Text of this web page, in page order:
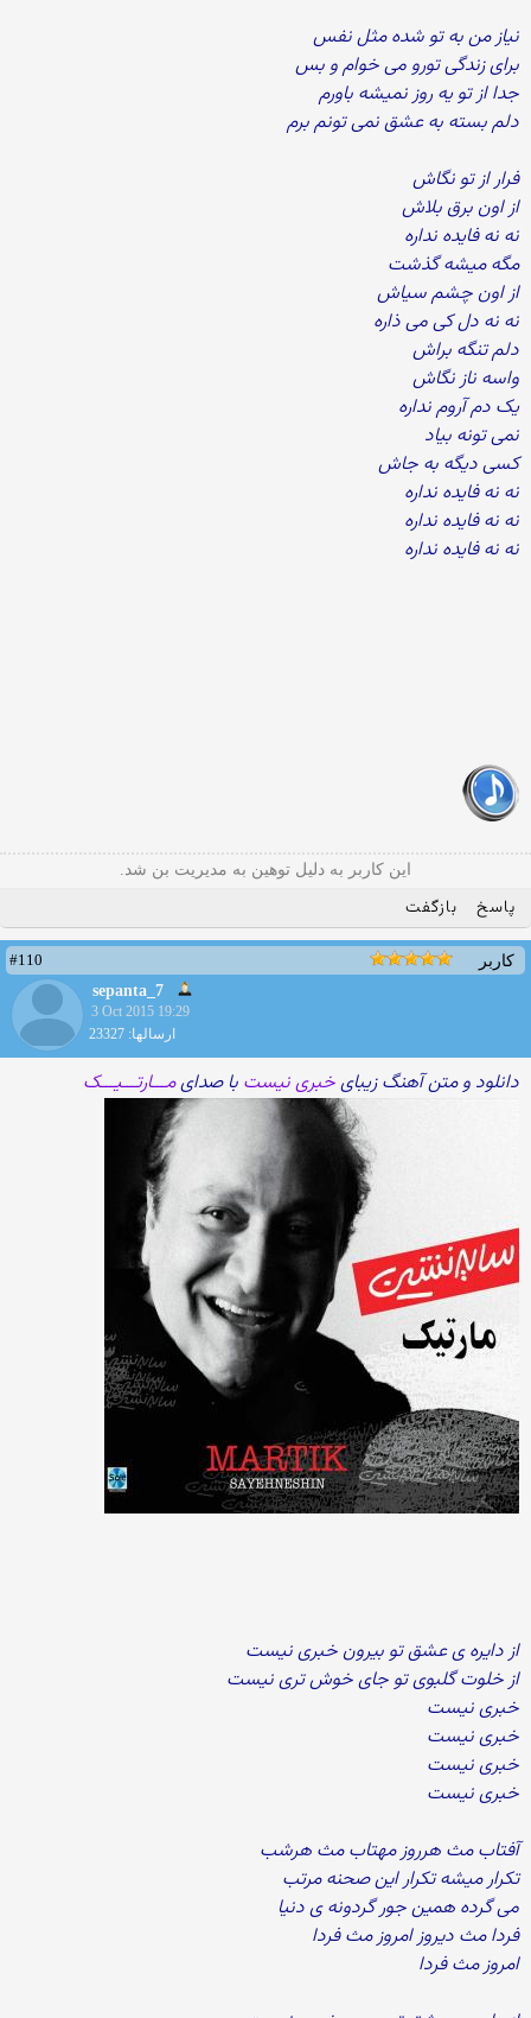
نیاز من به تو شده مثل نفس
برای زندگی تورو می خوام و بس
جدا از تو یه روز نمیشه باورم
دلم بسته به عشق نمی تونم برم
فرار از تو نگاش
از اون برق بلاش
نه نه فایده نداره
مگه میشه گذشت
از اون چشم سیاش
نه نه دل کی می ذاره
دلم تنگه براش
واسه ناز نگاش
یک دم آروم نداره
نمی تونه بیاد
کسی دیگه به جاش
نه نه فایده نداره
نه نه فایده نداره
نه نه فایده نداره
این کاربر به دلیل توهین به مدیریت بن شد.
پاسخ بازگفت
کاربر
#110
sepanta_7
3 Oct 2015 19:29
ارسالها: 23327
دانلود و متن آهنگ زیبایخبری نیست با صدایمـــارتـــیـــک
از دایره ی عشق تو بیرون خبری نیست
از خلوت گلبوی تو جای خوش تری نیست
خبری نیست
خبری نیست
خبری نیست
خبری نیست
آفتاب مث هرروز مهتاب مث هرشب
تکرار میشه تکرار این صحنه مرتب
می گرده همین جور گردونه ی دنیا
فردا مث دیروز امروز مث فردا
امروز مث فردا